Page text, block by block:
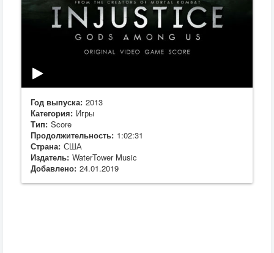
Год выпуска: 2013
Категория: Игры
Тип: Score
Продолжительность: 1:02:31
Страна: США
Издатель: WaterTower Music
Добавлено: 24.01.2019